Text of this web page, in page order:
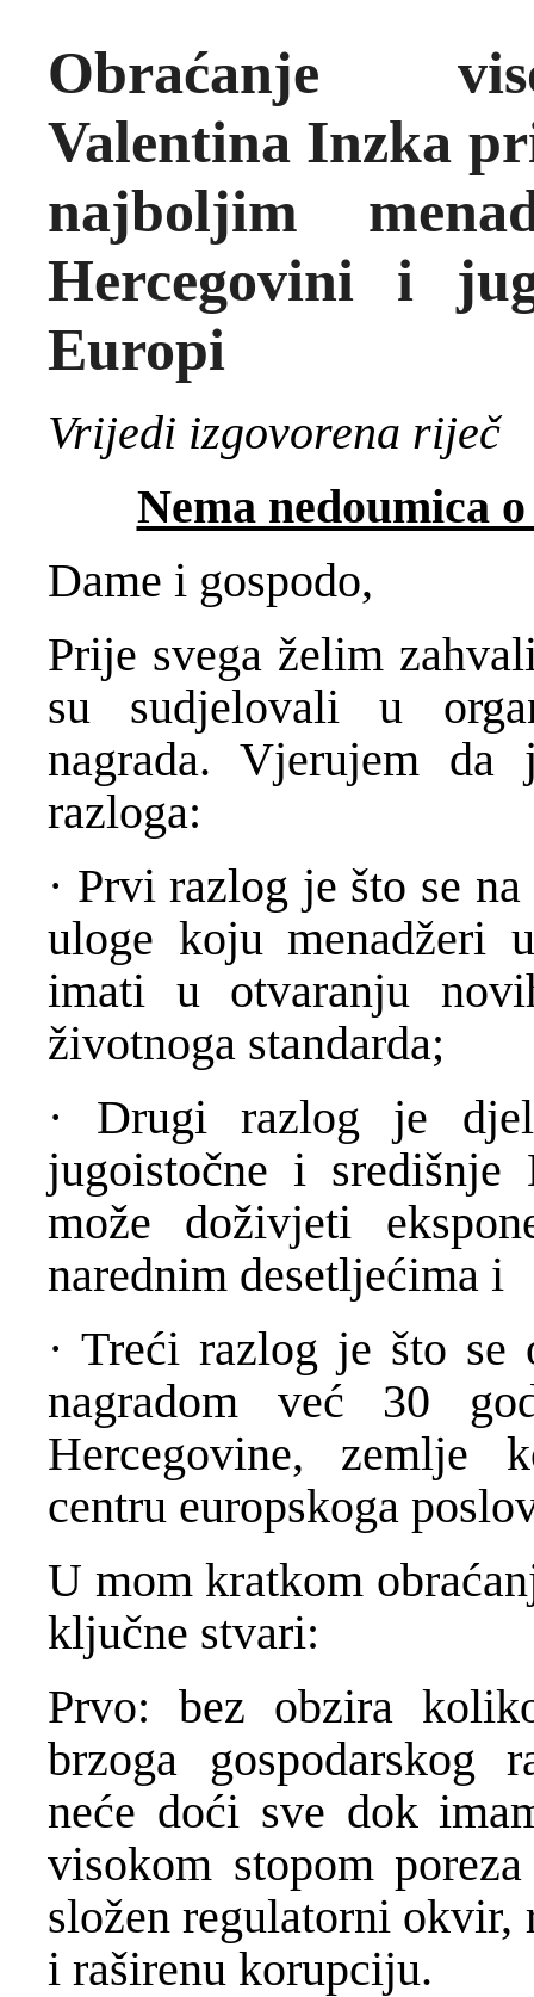
Obraćanje
Valentina Inzka
najboljim
Hercegovini i
Europi
Vrijedi izgovorena riječ
Nema nedoumica
Dame i gospodo,
Prije svega želim
su sudjelovali u
nagrada. Vjerujem
razloga:
· Prvi razlog je što se
uloge koju menadžeri
imati u otvaranju
životnoga standarda;
· Drugi razlog je
jugoistočne i
može doživjeti
narednim desetljećima i
· Treći razlog je što se
nagradom već 30
Hercegovine, zemlje
centru europskoga
U mom kratkom
ključne stvari:
Prvo: bez obzira
brzoga gospodarskog
neće doći sve dok
visokom stopom
složen regulatorni okvir,
i raširenu korupciju.